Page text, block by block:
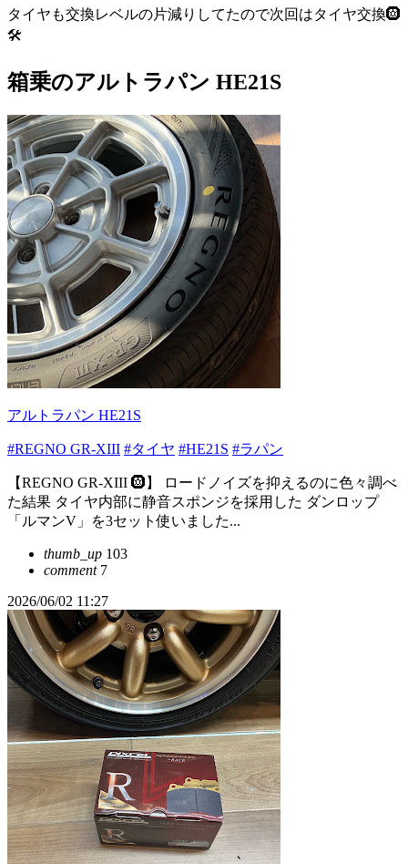
タイヤも交換レベルの片減りしてたので次回はタイヤ交換🛞
🛠️
箱乗のアルトラパン HE21S
アルトラパン HE21S
#REGNO GR-XIII #タイヤ #HE21S #ラパン
【REGNO GR-XIII 🛞】 ロードノイズを抑えるのに色々調べ
た結果 タイヤ内部に静音スポンジを採用した ダンロップ
「ルマンV」を3セット使いました...
thumb_up 103
comment7
2026/06/02 11:27